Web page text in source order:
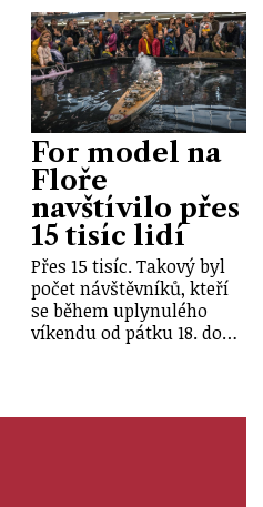
For model na
Floře
navštívilo přes
15 tisíc lidí
Přes 15 tisíc. Takový byl
počet návštěvníků, kteří
se během uplynulého
víkendu od pátku 18. do…